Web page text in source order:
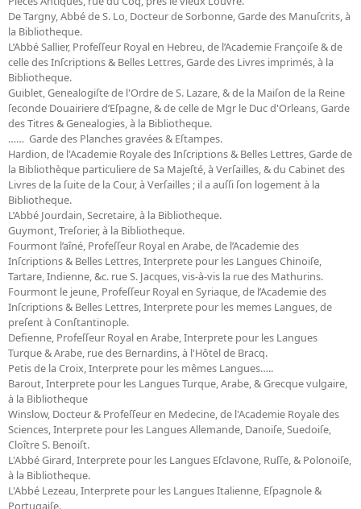
De Targny, Abbé de S. Lo, Docteur de Sorbonne, Garde des Manuſcrits, à
la Bibliotheque.
L’Abbé Sallier, Profeſſeur Royal en Hebreu, de l’Academie Françoiſe & de
celle des Inſcriptions & Belles Lettres, Garde des Livres imprimés, à la
Bibliotheque.
Guiblet, Genealogiſte de l'Ordre de S. Lazare, & de la Maiſon de la Reine
ſeconde Douairiere d’Eſpagne, & de celle de Mgr le Duc d'Orleans, Garde
des Titres & Genealogies, à la Bibliotheque.
…… Garde des Planches gravées & Eſtampes.
Hardion, de l'Academie Royale des Inſcriptions & Belles Lettres, Garde de
la Bibliothèque particuliere de Sa Majeſté, à Verſailles, & du Cabinet des
Livres de la ſuite de la Cour, à Verſailles ; il a auſſi ſon logement à la
Bibliotheque.
L’Abbé Jourdain, Secretaire, à la Bibliotheque.
Guymont, Treſorier, à la Bibliotheque.
Fourmont l’aîné, Profeſſeur Royal en Arabe, de l’Academie des
Inſcriptions & Belles Lettres, Interprete pour les Langues Chinoiſe,
Tartare, Indienne, &c. rue S. Jacques, vis-à-vis la rue des Mathurins.
Fourmont le jeune, Profeſſeur Royal en Syriaque, de l’Academie des
Inſcriptions & Belles Lettres, Interprete pour les memes Langues, de
preſent à Conſtantinople.
Defienne, Profeſſeur Royal en Arabe, Interprete pour les Langues
Turque & Arabe, rue des Bernardins, à l'Hôtel de Bracq.
Petis de la Croix, Interprete pour les mêmes Langues…..
Barout, Interprete pour les Langues Turque, Arabe, & Grecque vulgaire,
à la Bibliotheque
Winslow, Docteur & Profeſſeur en Medecine, de l'Academie Royale des
Sciences, Interprete pour les Langues Allemande, Danoiſe, Suedoiſe,
Cloître S. Benoiſt.
L'Abbé Girard, Interprete pour les Langues Eſclavone, Ruſſe, & Polonoiſe,
à la Bibliotheque.
L'Abbé Lezeau, Interprete pour les Langues Italienne, Eſpagnole &
Portugaiſe.